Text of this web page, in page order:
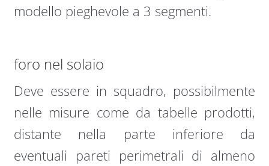
modello pieghevole a 3 segmenti.
foro nel solaio
Deve essere in squadro, possibilmente
nelle misure come da tabelle prodotti,
distante nella parte inferiore da
eventuali pareti perimetrali di almeno